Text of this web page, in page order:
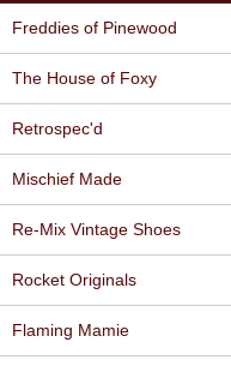
Freddies of Pinewood
The House of Foxy
Retrospec'd
Mischief Made
Re-Mix Vintage Shoes
Rocket Originals
Flaming Mamie